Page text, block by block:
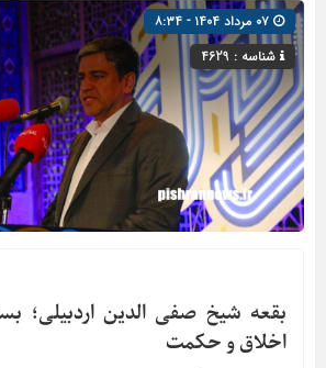
شناسه : 4629
بقعه شیخ صفی الدین اردبیلی؛
اخلاق و حکمت